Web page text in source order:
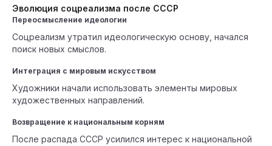
Эволюция соцреализма после СССР
Переосмысление идеологии
Соцреализм утратил идеологическую основу, начался
поиск новых смыслов.
Интеграция с мировым искусством
Художники начали использовать элементы мировых
художественных направлений.
Возвращение к национальным корням
После распада СССР усилился интерес к национальной